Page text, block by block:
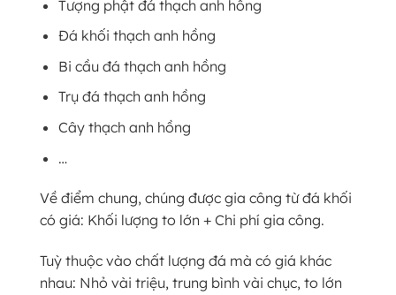
Tượng phật đá thạch anh hồng
Đá khối thạch anh hồng
Bi cầu đá thạch anh hồng
Trụ đá thạch anh hồng
Cây thạch anh hồng
…
Về điểm chung, chúng được gia công từ đá khối
có giá: Khối lượng to lớn + Chi phí gia công.
Tuỳ thuộc vào chất lượng đá mà có giá khác
nhau: Nhỏ vài triệu, trung bình vài chục, to lớn